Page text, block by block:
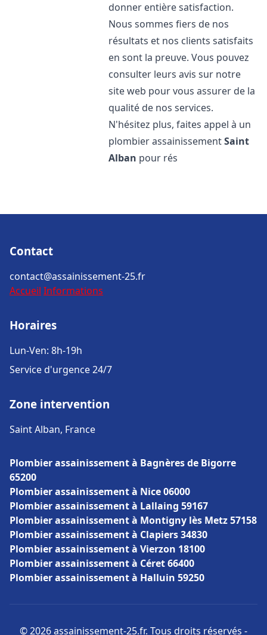
donner entière satisfaction.
Nous sommes fiers de nos
résultats et nos clients satisfaits
en sont la preuve. Vous pouvez
consulter leurs avis sur notre
site web pour vous assurer de la
qualité de nos services.
N'hésitez plus, faites appel à un
plombier assainissementSaint
Alban pour rés
Contact
contact@assainissement-25.fr
Accueil Informations
Horaires
Lun-Ven: 8h-19h
Service d'urgence 24/7
Zone intervention
Saint Alban, France
Plombier assainissement à Bagnères de Bigorre
65200
Plombier assainissement à Nice 06000
Plombier assainissement à Lallaing 59167
Plombier assainissement à Montigny lès Metz 57158
Plombier assainissement à Clapiers 34830
Plombier assainissement à Vierzon 18100
Plombier assainissement à Céret 66400
Plombier assainissement à Halluin 59250
© 2026 assainissement-25.fr. Tous droits réservés -